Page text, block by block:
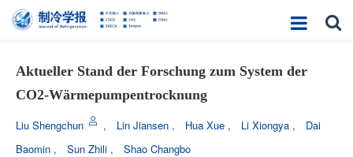
Aktueller Stand der Forschung zum System der
CO2-Wärmepumpentrocknung
Liu Shengchun , Lin Jiansen , Hua Xue , Li Xiongya ,
Dai
Baomin , Sun Zhili ,
Shao Changbo